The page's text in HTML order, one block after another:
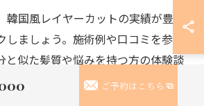
国風レイヤーカットの実績が豊富
ましょう。施術例や口コミを参考
と似た髪質や悩みを持つ方の体験談
ります。また、初めての方でも安心
ご予約はこちら